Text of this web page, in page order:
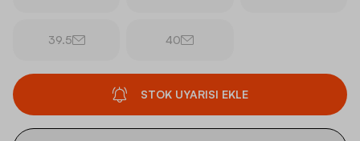
39.5 40
STOK UYARISI EKLE